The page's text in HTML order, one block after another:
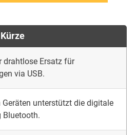
drahtlose Ersatz für
via USB.
Geräten unterstützt die digitale
Bluetooth.